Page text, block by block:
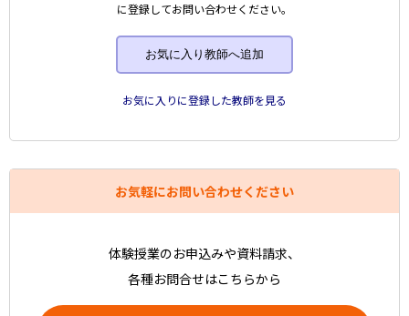
に登録してお問い合わせください。
お気に入り教師へ追加
お気に入りに登録した教師を見る
お気軽にお問い合わせください
体験授業のお申込みや資料請求、
各種お問合せはこちらから